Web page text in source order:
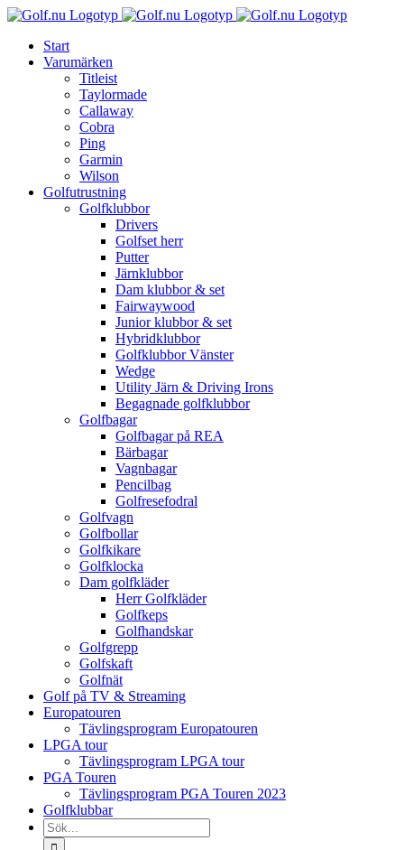
Fortsätt
innehållet
Start
Varumärken
Titleist
Taylormade
Callaway
Cobra
Ping
Garmin
Wilson
Golfutrustning
Golfklubbor
Drivers
Golfset herr
Putter
Järnklubbor
Dam klubbor & set
Fairwaywood
Junior klubbor & set
Hybridklubbor
Golfklubbor Vänster
Wedge
Utility Järn & Driving Irons
Begagnade golfklubbor
Golfbagar
Golfbagar på REA
Bärbagar
Vagnbagar
Pencilbag
Golfresefodral
Golfvagn
Golfbollar
Golfkikare
Golfklocka
Dam golfkläder
Herr Golfkläder
Golfkeps
Golfhandskar
Golfgrepp
Golfskaft
Golfnät
Golf på TV & Streaming
Europatouren
Tävlingsprogram Europatouren
LPGA tour
Tävlingsprogram LPGA tour
PGA Touren
Tävlingsprogram PGA Touren 2023
Golfklubbar
Sök
efter: